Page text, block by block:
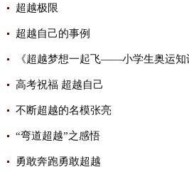
超越极限
超越自己的事例
《超越梦想一起飞——小学生奥运知
高考祝福 超越自己
不断超越的名模张亮
“弯道超越”之感悟
勇敢奔跑勇敢超越